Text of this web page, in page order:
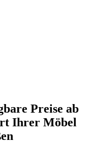
Preise ab
Ihrer Möbel